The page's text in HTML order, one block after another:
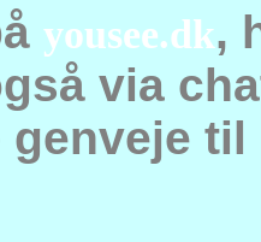
yousee.dk,
via
genveje